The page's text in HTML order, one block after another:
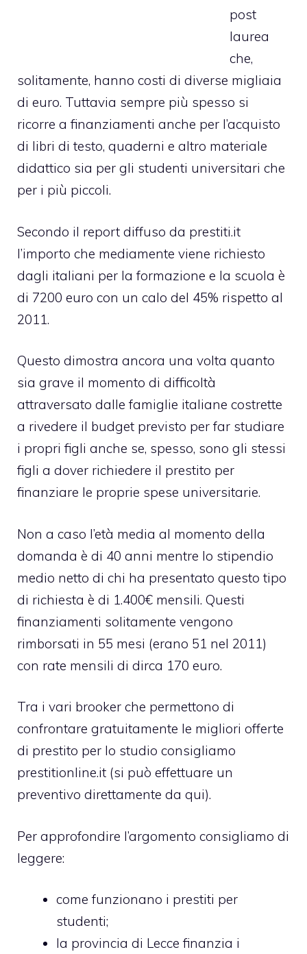
post
laurea
che,
solitamente, hanno costi di diverse migliaia
di euro. Tuttavia sempre più spesso si
ricorre a finanziamenti anche per l’acquisto
di libri di testo, quaderni e altro materiale
didattico sia per gli studenti universitari che
per i più piccoli.
Secondo il report diffuso da prestiti.it
l’importo che mediamente viene richiesto
dagli italiani per la formazione e la scuola è
di 7200 euro con un calo del 45% rispetto al
2011.
Questo dimostra ancora una volta quanto
sia grave il momento di difficoltà
attraversato dalle famiglie italiane costrette
a rivedere il budget previsto per far studiare
i propri figli anche se, spesso, sono gli stessi
figli a dover richiedere il prestito per
finanziare le proprie spese universitarie.
Non a caso l’età media al momento della
domanda è di 40 anni mentre lo stipendio
medio netto di chi ha presentato questo tipo
di richiesta è di 1.400€ mensili. Questi
finanziamenti solitamente vengono
rimborsati in 55 mesi (erano 51 nel 2011)
con rate mensili di dirca 170 euro.
Tra i vari brooker che permettono di
confrontare gratuitamente le migliori offerte
di prestito per lo studio consigliamo
prestitionline.it (si può effettuare un
preventivo direttamente da qui).
Per approfondire l’argomento consigliamo di
leggere:
come funzionano i prestiti per
studenti;
la provincia di Lecce finanzia i